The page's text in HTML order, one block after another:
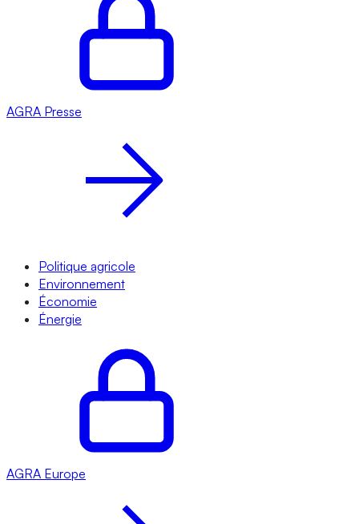
AGRA Presse
Politique agricole
Environnement
Économie
Énergie
AGRA Europe